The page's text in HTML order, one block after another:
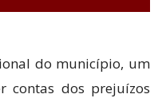
do município, um
contas dos prejuízos